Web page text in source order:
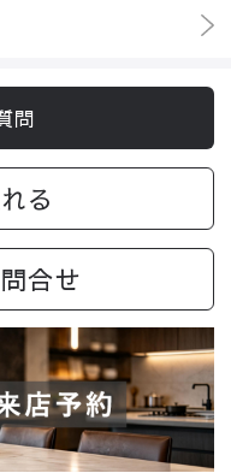
問
る
合せ